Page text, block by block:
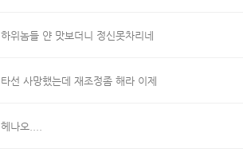
하위놈들 얀 맛보더니 정신못차리네
타선 사망했는데 재조정좀 해라 이제
헤나오....